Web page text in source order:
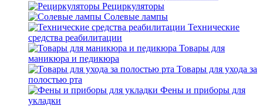
Рециркуляторы
Солевые лампы
Технические
средства реабилитации
Товары для
маникюра и педикюра
Товары для ухода за
полостью рта
Фены и приборы для
укладки